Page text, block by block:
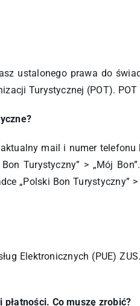
ustalonego prawa do
Turystycznej (POT).
mail i numer
Turystyczny” > „Mój
„Polski Bon Turystyczny”
Elektronicznych (PUE)
płatności. Co muszę zrobić?